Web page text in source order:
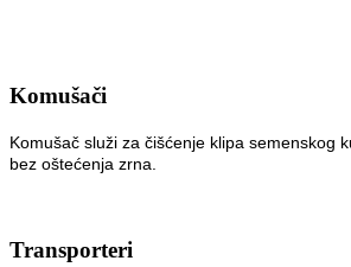
Komušači
Komušač služi za čišćenje klipa semenskog
bez oštećenja zrna.
Transporteri